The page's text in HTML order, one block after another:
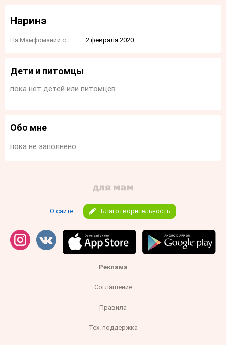
Наринэ
На Мамфомании с 2 февраля 2020
Дети и питомцы
пока нет детей или питомцев
Обо мне
пока не заполнено
О сайте Благотворительность
Реклама
Соглашение
Правила
Тех. поддержка